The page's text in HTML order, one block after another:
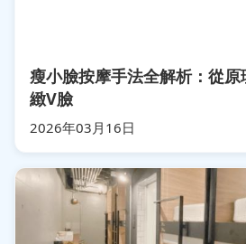
瘦小臉按摩手法全解析：從
緻V臉
2026年03月16日